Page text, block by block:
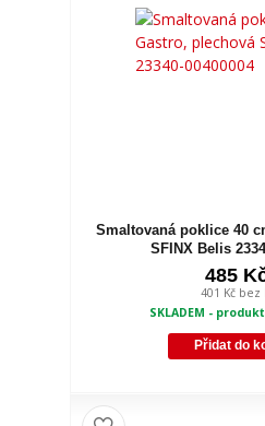
Smaltovaná poklice 40
SFINX Belis
485
401 Kč bez
SKLADEM -
Přidat do